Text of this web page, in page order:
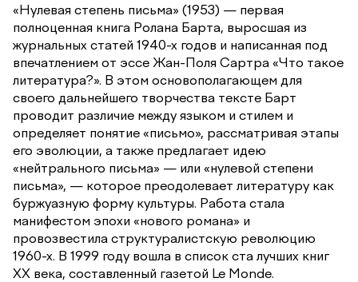
«Нулевая степень письма» (1953) — первая
полноценная книга Ролана Барта, выросшая из
журнальных статей 1940-х годов и написанная под
впечатлением от эссе Жан-Поля Сартра «Что такое
литература?». В этом основополагающем для
своего дальнейшего творчества тексте Барт
проводит различие между языком и стилем и
определяет понятие «письмо», рассматривая этапы
его эволюции, а также предлагает идею
«нейтрального письма» — или «нулевой степени
письма», — которое преодолевает литературу как
буржуазную форму культуры. Работа стала
манифестом эпохи «нового романа» и
провозвестила структуралистскую революцию
1960-х. В 1999 году вошла в список ста лучших книг
XX века, составленный газетой Le Monde.